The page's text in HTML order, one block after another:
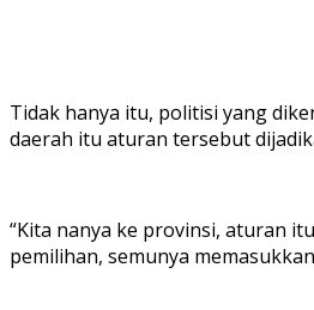
Tidak hanya itu, politisi yang
daerah itu aturan tersebut
“Kita nanya ke provinsi, aturan
pemilihan, semunya